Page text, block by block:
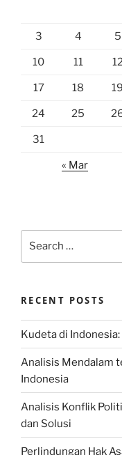
3 4 5
10 11
17 18 19
24 25
31
« Mar
RECENT POSTS
Kudeta di
Analisis Mendalam
Indonesia
Analisis Konflik
dan Solusi
Perlindungan Hak